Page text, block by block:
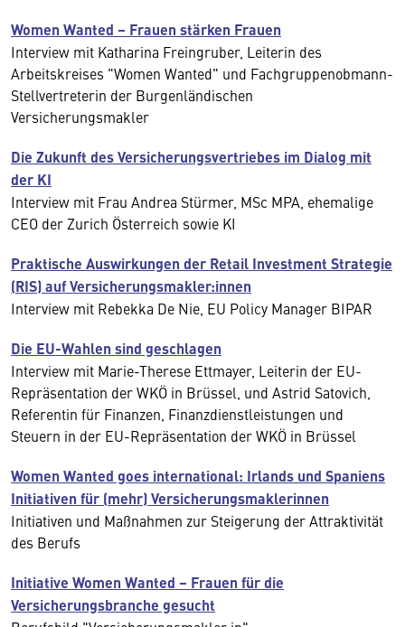
Women Wanted – Frauen stärken Frauen
Interview mit Katharina Freingruber, Leiterin des
Arbeitskreises "Women Wanted" und Fachgruppenobmann-
Stellvertreterin der Burgenländischen
Versicherungsmakler
Die Zukunft des Versicherungsvertriebes im Dialog mit
der KI
Interview mit Frau Andrea Stürmer, MSc MPA, ehemalige
CEO der Zurich Österreich sowie KI
Praktische Auswirkungen der Retail Investment Strategie
(RIS) auf Versicherungsmakler:innen
Interview mit Rebekka De Nie, EU Policy Manager BIPAR
Die EU-Wahlen sind geschlagen
Interview mit Marie-Therese Ettmayer, Leiterin der EU-
Repräsentation der WKÖ in Brüssel, und Astrid Satovich,
Referentin für Finanzen, Finanzdienstleistungen und
Steuern in der EU-Repräsentation der WKÖ in Brüssel
Women Wanted goes international: Irlands und Spaniens
Initiativen für (mehr) Versicherungsmaklerinnen
Initiativen und Maßnahmen zur Steigerung der Attraktivität
des Berufs
Initiative Women Wanted – Frauen für die
Versicherungsbranche gesucht